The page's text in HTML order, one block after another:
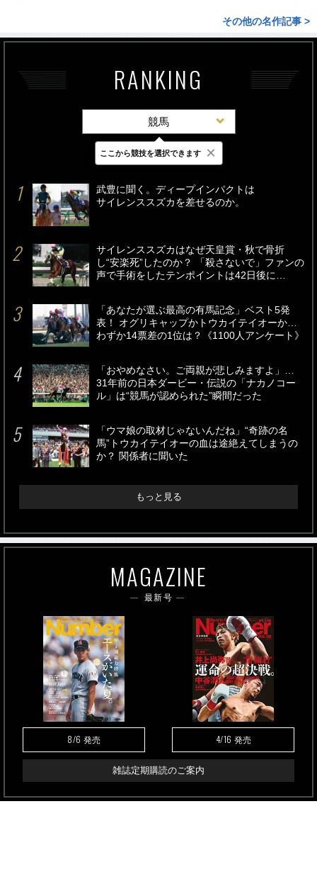
その他の名作記事 >
RANKING
競馬
最新 24時間 週間
武豊に聞く。ディープインパクトは
サイレンススズカを差せるのか。
サイレンススズカはなぜ天皇賞・秋で骨折
し“安楽死”したのか？ 「殺さないで」ファンの
声で手術をしたテンポイントは42日後に…
「あなたが選ぶ最高の有馬記念」ベスト5発
表！ オグリキャップかトウカイテイオーか…
わずか14票差の1位は？《1100人アンケート》
「おやめなさい。ご両親が悲しみますよ」…
31年前の日本ダービー・伝説の「ナカノコー
ル」は“競馬が認められた”瞬間だった
「ウマ娘の取材じゃないんだね」“奇跡の名
馬”トウカイテイオーの血は途絶えてしまうの
か？ 関係者に聞いた
もっと見る
MAGAZINE
最新号
8/6 発売 4/16 発売
雑誌定期購読のご案内
ここから競技を選択できます ×